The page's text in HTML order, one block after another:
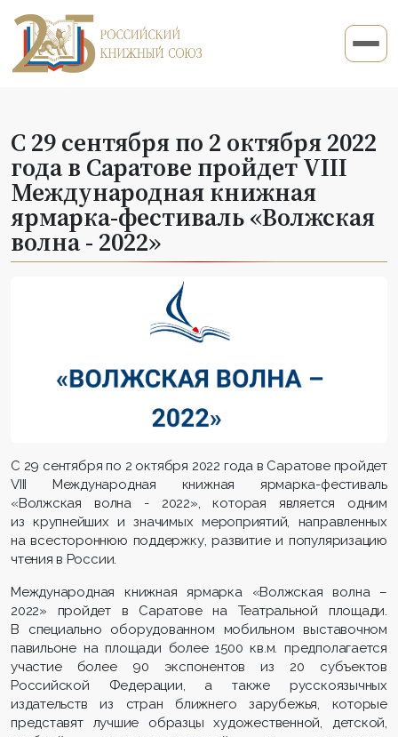
С 29 сентября по 2 октября 2022
года в Саратове пройдет VIII
Международная книжная
ярмарка-фестиваль «Волжская
волна - 2022»
С 29 сентября по 2 октября 2022 года в Саратове пройдет
VIII Международная книжная ярмарка-фестиваль
«Волжская волна - 2022», которая является одним
из крупнейших и значимых мероприятий, направленных
на всестороннюю поддержку, развитие и популяризацию
чтения в России.
Международная
книжная ярмарка «Волжская волна –
2022» пройдет в Саратове на Театральной площади.
В специально оборудованном мобильном выставочном
павильоне на площади более 1500 кв.м. предполагается
участие более 90 экспонентов из 20 субъектов
Российской Федерации, а также русскоязычных
издательств из стран ближнего зарубежья, которые
представят лучшие образцы художественной, детской,